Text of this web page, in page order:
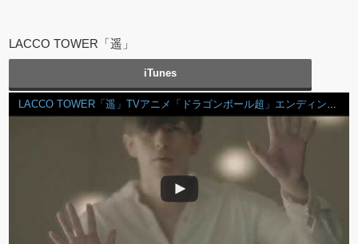
LACCO TOWER「遥」
iTunes
LACCO TOWER「遥」TVアニメ「ドラゴンボール超」エンディング主題歌